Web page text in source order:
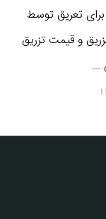
تعریق توسط
و قیمت تزریق
...